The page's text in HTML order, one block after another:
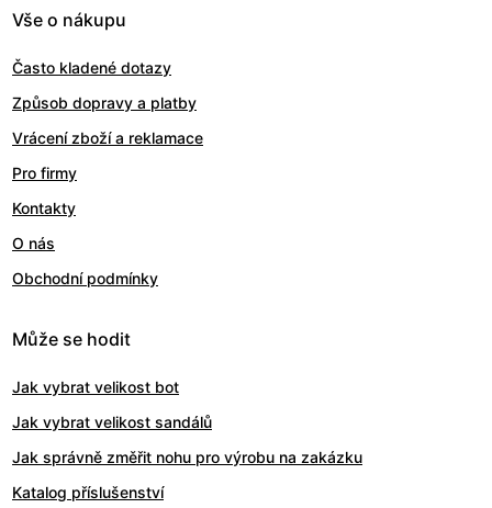
Vše o nákupu
Často kladené dotazy
Způsob dopravy a platby
Vrácení zboží a reklamace
Pro firmy
Kontakty
O nás
Obchodní podmínky
Může se hodit
Jak vybrat velikost bot
Jak vybrat velikost sandálů
Jak správně změřit nohu pro výrobu na zakázku
Katalog příslušenství